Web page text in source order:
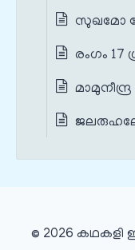
സുഖമോ
രംഗം 17
© 2026 കഥകളി